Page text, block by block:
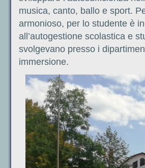
musica, canto, ballo e sport.
armonioso, per lo studente è
all’autogestione scolastica e
svolgevano presso i
immersione.